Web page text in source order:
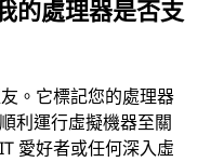
的處理器是否支
。它標記您的處理器
利運行虛擬機器至關
愛好者或任何深入虛